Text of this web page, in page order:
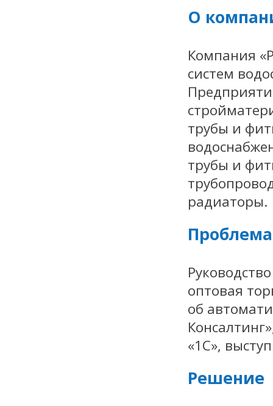
О
Компания
систем
трубы и
трубы и
радиаторы.
Проблема
оптовая
об
«1С»,
Решение